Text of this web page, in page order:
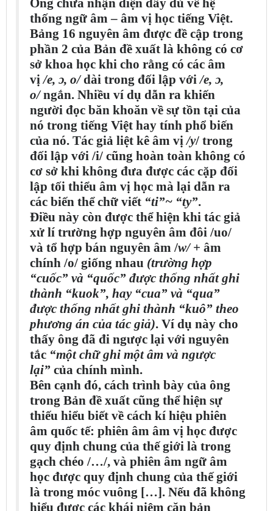
Ông chưa nhận diện đầy đủ về hệ
thống ngữ âm – âm vị học tiếng Việt.
Bảng 16 nguyên âm được đề cập trong
phần 2 của Bản đề xuất là không có cơ
sở khoa học khi cho rằng có các âm
vị/e, ɔ, o/dài trong đối lập với/e, ɔ,
o/ngắn. Nhiều ví dụ dẫn ra khiến
người đọc băn khoăn về sự tồn tại của
nó trong tiếng Việt hay tính phổ biến
của nó. Tác giả liệt kê âm vị/y/ trong
đối lập với /i/ cũng hoàn toàn không có
cơ sở khi không đưa được các cặp đối
lập tối thiểu âm vị học mà lại dẫn ra
các biến thể chữ viết “ti”~ “ty”.
Điều này còn được thể hiện khi tác giả
xử lí trường hợp nguyên âm đôi /uo/
và tổ hợp bán nguyên âm /w/+ âm
chính /o/ giống nhau (trường hợp
“cuốc” và “quốc” được thống nhất ghi
thành “kuok”, hay “cua” và “qua”
được thống nhất ghi thành “kuô” theo
phương án của tác giả). Ví dụ này cho
thấy ông đã đi ngược lại với nguyên
tắc “một chữ ghi một âm và ngược
lại” của chính mình.
Bên cạnh đó, cách trình bày của ông
trong Bản đề xuất cũng thể hiện sự
thiếu hiểu biết về cách kí hiệu phiên
âm quốc tế: phiên âm âm vị học được
quy định chung của thế giới là trong
gạch chéo /…/, và phiên âm ngữ âm
học được quy định chung của thế giới
là trong móc vuông […]. Nếu đã không
hiểu được các khái niệm căn bản